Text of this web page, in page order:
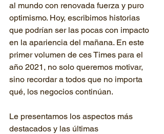
al mundo con renovada fuerza y puro
optimismo. Hoy, escribimos historias
que podrían ser las pocas con impacto
en la apariencia del mañana. En este
primer volumen de ces Times para el
año 2021, no solo queremos motivar,
sino recordar a todos que no importa
qué, los negocios continúan.
Le presentamos los aspectos más
destacados y las últimas